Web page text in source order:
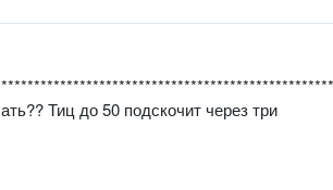
Тиц до 50 подскочит через три